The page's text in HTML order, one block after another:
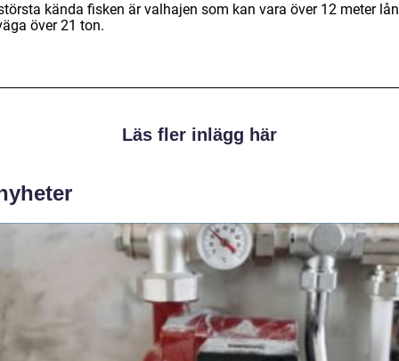
kända fisken är valhajen som kan vara över 12 meter
över 21 ton.
Läs fler inlägg här